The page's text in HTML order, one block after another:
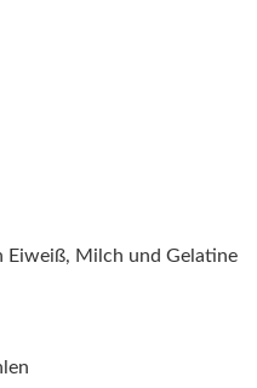
Eiweiß, Milch und Gelatine